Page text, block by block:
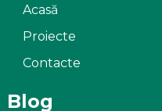
Acasă
Proiecte
Contacte
Blog